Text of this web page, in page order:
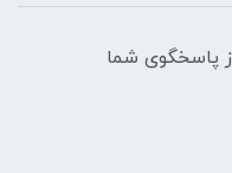
شبانه‌روز پاسخگوی شما